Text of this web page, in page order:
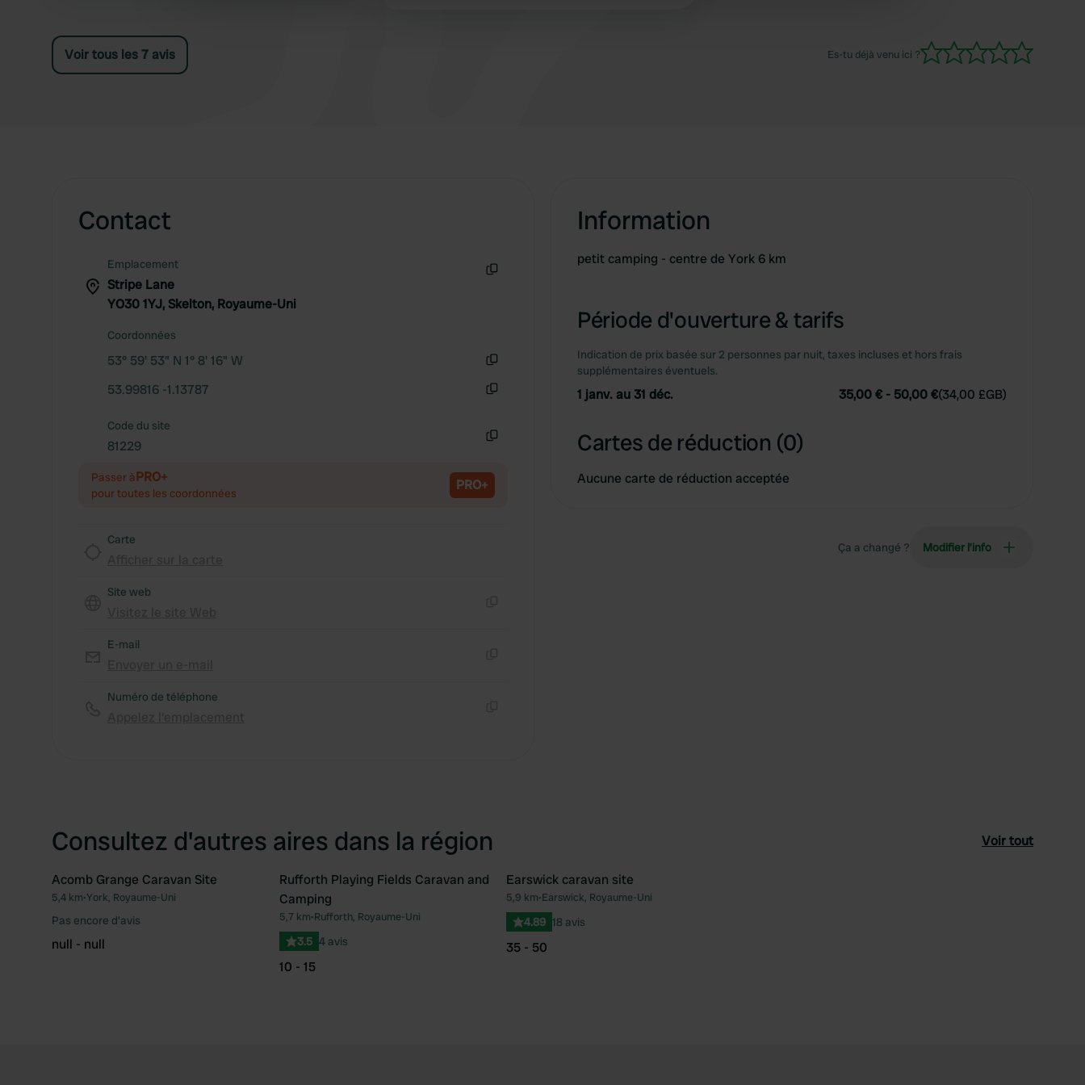
Voir tous les 7 avis Es-tu déjà venu ici ?
Contact
Emplacement
Stripe Lane
YO30 1YJ, Skelton, Royaume-Uni
Coordonnées
53° 59' 53" N 1° 8' 16" W
53.99816 -1.13787
Code du site
81229
Passer àPRO+
pour toutes les coordonnées PRO+
Carte
Site web
E-mail
Numéro de téléphone
Information
petit camping - centre de York 6 km
Période d'ouverture & tarifs
Indication de prix basée sur 2 personnes par nuit, taxes incluses et hors frais
supplémentaires éventuels.
1 janv. au 31 déc. 35,00 € - 50,00 €(34,00 £GB)
Cartes de réduction (0)
Aucune carte de réduction acceptée
Ça a changé ? Modifier l’info
Consultez d'autres aires dans la région Voir tout
Préféré
Acomb Grange Caravan Site
5,4 km•York, Royaume-Uni
Pas encore d'avis
null - null
Préféré
Rufforth Playing Fields Caravan and
Camping
5,7 km•Rufforth, Royaume-Uni
3.5 4 avis
10 - 15
Earswick caravan site
5,9 km•Earswick, Royaume-Uni
4.89 18 avis
35 - 50